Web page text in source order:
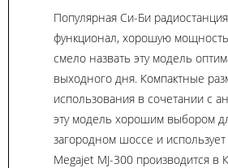
Популярная Си-Би
функционал, хорошую
смело назвать эту модель
выходного дня. Компактные
использования в сочетании с
эту модель хорошим выбором
загородном шоссе и
Megajet MJ-300 производится в